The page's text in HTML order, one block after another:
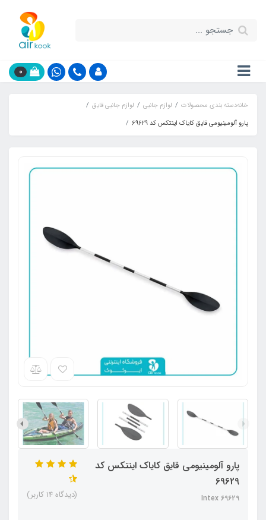
0
خانهدسته بندی محصولات لوازم جانبی
لوازم جانبی قایق
پارو آلومینیومی قایق کایاک اینتکس کد 69629
پارو آلومینیومی قایق کایاک اینتکس کد
69629
Intex 69629 (دیدگاه 14 کاربر)